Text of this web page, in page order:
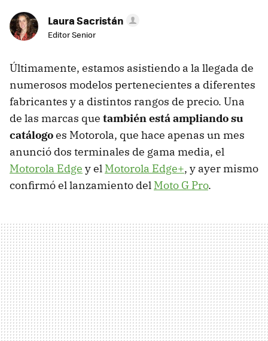
Laura Sacristán
Editor Senior
Últimamente, estamos asistiendo a la llegada de
numerosos modelos pertenecientes a diferentes
fabricantes y a distintos rangos de precio. Una
de las marcas que también está ampliando su
catálogoes Motorola, que hace apenas un mes
anunció dos terminales de gama media, el
Motorola Edge y el Motorola Edge+, y ayer mismo
confirmó el lanzamiento del Moto G Pro.